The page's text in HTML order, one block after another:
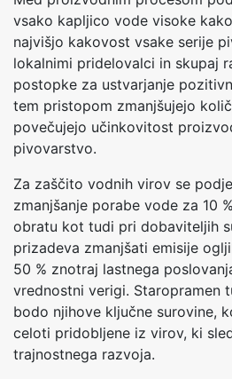
vsako kapljico vode visoke
najvišjo kakovost vsake serije
lokalnimi pridelovalci in skupaj
postopke za ustvarjanje
tem pristopom zmanjšujejo
povečujejo učinkovitost
pivovarstvo.
Za zaščito vodnih virov se
zmanjšanje porabe vode za 10
obratu kot tudi pri dobaviteljih
prizadeva zmanjšati emisije
50 % znotraj lastnega
vrednostni verigi. Staropramen
bodo njihove ključne surovine,
celoti pridobljene iz virov, ki
trajnostnega razvoja.